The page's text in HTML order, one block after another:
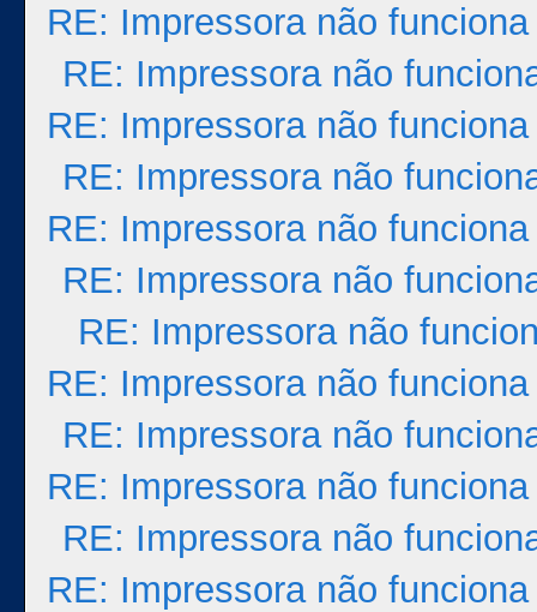
RE: Impressora não funciona
RE: Impressora não
RE: Impressora não funciona
RE: Impressora não
RE: Impressora não funciona
RE: Impressora não
RE: Impressora não
RE: Impressora não funciona
RE: Impressora não
RE: Impressora não funciona
RE: Impressora não
RE: Impressora não funciona